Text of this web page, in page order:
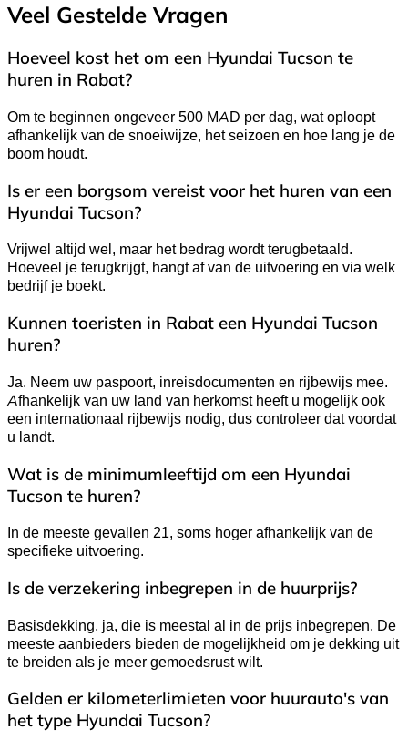
Veel Gestelde Vragen
Hoeveel kost het om een Hyundai Tucson te
huren in Rabat?
Om te beginnen ongeveer 500 MAD per dag, wat oploopt
afhankelijk van de snoeiwijze, het seizoen en hoe lang je de
boom houdt.
Is er een borgsom vereist voor het huren van een
Hyundai Tucson?
Vrijwel altijd wel, maar het bedrag wordt terugbetaald.
Hoeveel je terugkrijgt, hangt af van de uitvoering en via welk
bedrijf je boekt.
Kunnen toeristen in Rabat een Hyundai Tucson
huren?
Ja. Neem uw paspoort, inreisdocumenten en rijbewijs mee.
Afhankelijk van uw land van herkomst heeft u mogelijk ook
een internationaal rijbewijs nodig, dus controleer dat voordat
u landt.
Wat is de minimumleeftijd om een Hyundai
Tucson te huren?
In de meeste gevallen 21, soms hoger afhankelijk van de
specifieke uitvoering.
Is de verzekering inbegrepen in de huurprijs?
Basisdekking, ja, die is meestal al in de prijs inbegrepen. De
meeste aanbieders bieden de mogelijkheid om je dekking uit
te breiden als je meer gemoedsrust wilt.
Gelden er kilometerlimieten voor huurauto's van
het type Hyundai Tucson?